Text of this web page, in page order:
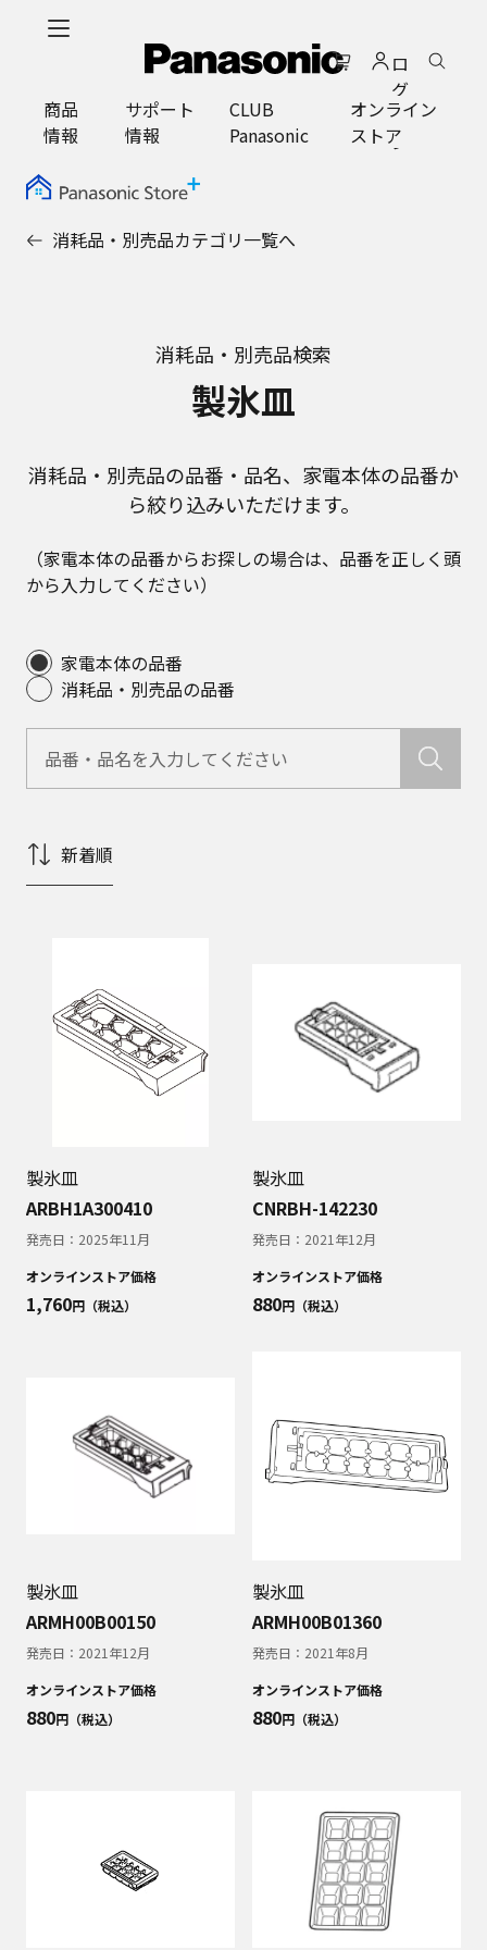
ロ
グ
イ
ン
商品
情報
サポート
情報
CLUB
Panasonic
オンライン
ストア
消耗品・別売品カテゴリ一覧へ
消耗品・別売品検索
製氷皿
消耗品・別売品の品番・品名、家電本体の品番か
ら絞り込みいただけます。
（家電本体の品番からお探しの場合は、品番を正しく頭
から入力してください）
家電本体の品番
消耗品・別売品の品番
新着順
製氷皿
ARBH1A300410
発売日： 2025年11月
オンラインストア価格
1,760円（税込）
製氷皿
CNRBH-142230
発売日： 2021年12月
オンラインストア価格
880円（税込）
製氷皿
ARMH00B00150
発売日： 2021年12月
オンラインストア価格
880円（税込）
製氷皿
ARMH00B01360
発売日： 2021年8月
オンラインストア価格
880円（税込）